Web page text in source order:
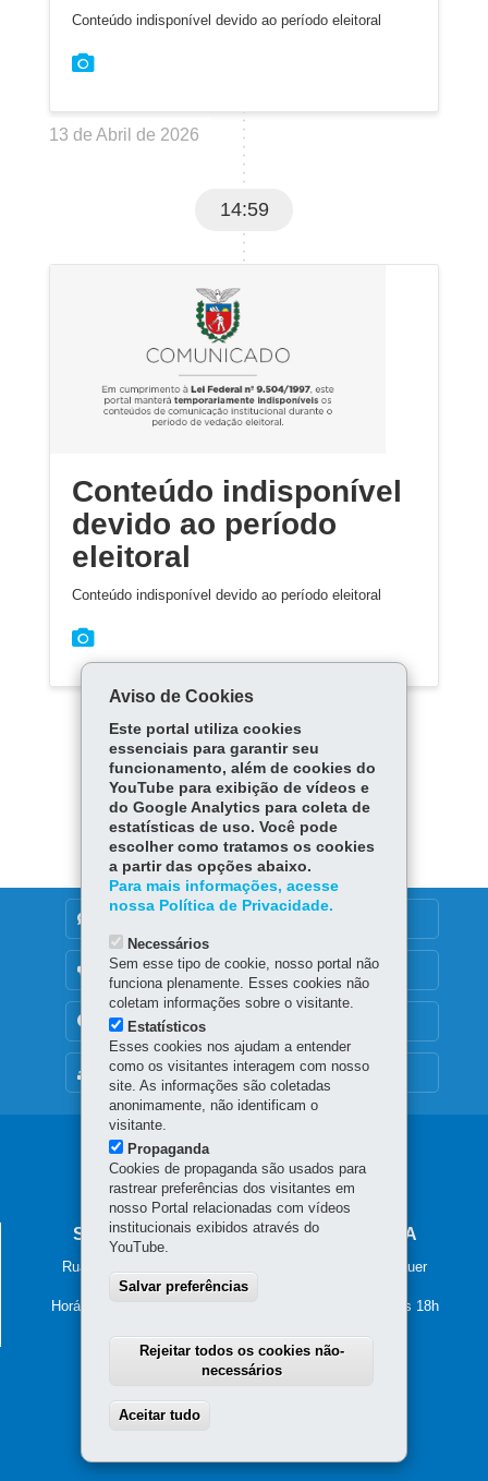
Conteúdo indisponível devido ao período eleitoral
13 de Abril de 2026
14:59
Conteúdo indisponível
devido ao período
eleitoral
Conteúdo indisponível devido ao período eleitoral
Carregar mais
MAPA DO SITE
OUVIDORIA
TRANSPARÊNCIA INSTITUCIONAL
Navegação
principal
SECRETARIA DA JUSTIÇA E CIDADANIA
Rua Tenente Francisco Ferreira de Souza, nº 766 – Hauer
81630-010-Curitiba
Horário de atendimento: das 8h30 às 12h e das 13h30 às 18h
Aviso de Cookies
Este portal utiliza cookies
essenciais para garantir seu
funcionamento, além de cookies do
YouTube para exibição de vídeos e
do Google Analytics para coleta de
estatísticas de uso. Você pode
escolher como tratamos os cookies
a partir das opções abaixo.
Para mais informações, acesse
nossa Política de Privacidade.
Necessários
Sem esse tipo de cookie, nosso portal não
funciona plenamente. Esses cookies não
coletam informações sobre o visitante.
Estatísticos
Esses cookies nos ajudam a entender
como os visitantes interagem com nosso
site. As informações são coletadas
anonimamente, não identificam o
visitante.
Propaganda
Cookies de propaganda são usados para
rastrear preferências dos visitantes em
nosso Portal relacionadas com vídeos
institucionais exibidos através do
YouTube.
Salvar preferências
Rejeitar todos os cookies não-
necessários
Aceitar tudo